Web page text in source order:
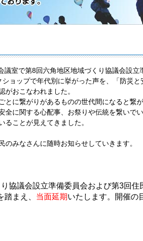
室で第8回六角地区地域づくり協議会設立
ョップで年代別に挙がった声を、「防災
がおこなわれました。
に繋がりがあるものの世代間になると繋
全に関する心配事、お祭りや伝統を繋いで
ることが見えてきました。
みなさんに随時お知らせしていきます。
議会設立準備委員会および第3回住
まえ、 当面延期いたします。 開催の